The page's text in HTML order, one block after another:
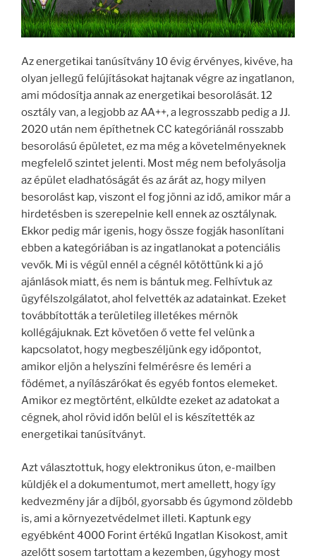
Az energetikai tanúsítvány 10 évig érvényes, kivéve, ha
olyan jellegű felújításokat hajtanak végre az ingatlanon,
ami módosítja annak az energetikai besorolását. 12
osztály van, a legjobb az AA++, a legrosszabb pedig a JJ.
2020 után nem építhetnek CC kategóriánál rosszabb
besorolású épületet, ez ma még a követelményeknek
megfelelő szintet jelenti. Most még nem befolyásolja
az épület eladhatóságát és az árát az, hogy milyen
besorolást kap, viszont el fog jönni az idő, amikor már a
hirdetésben is szerepelnie kell ennek az osztálynak.
Ekkor pedig már igenis, hogy össze fogják hasonlítani
ebben a kategóriában is az ingatlanokat a potenciális
vevők. Mi is végül ennél a cégnél kötöttünk ki a jó
ajánlások miatt, és nem is bántuk meg. Felhívtuk az
ügyfélszolgálatot, ahol felvették az adatainkat. Ezeket
továbbították a területileg illetékes mérnök
kollégájuknak. Ezt követően ő vette fel velünk a
kapcsolatot, hogy megbeszéljünk egy időpontot,
amikor eljön a helyszíni felmérésre és leméri a
födémet, a nyílászárókat és egyéb fontos elemeket.
Amikor ez megtörtént, elküldte ezeket az adatokat a
cégnek, ahol rövid időn belül el is készítették az
energetikai tanúsítványt.
Azt választottuk, hogy elektronikus úton, e-mailben
küldjék el a dokumentumot, mert amellett, hogy így
kedvezmény jár a díjból, gyorsabb és úgymond zöldebb
is, ami a környezetvédelmet illeti. Kaptunk egy
egyébként 4000 Forint értékű Ingatlan Kisokost, amit
azelőtt sosem tartottam a kezemben, úgyhogy most